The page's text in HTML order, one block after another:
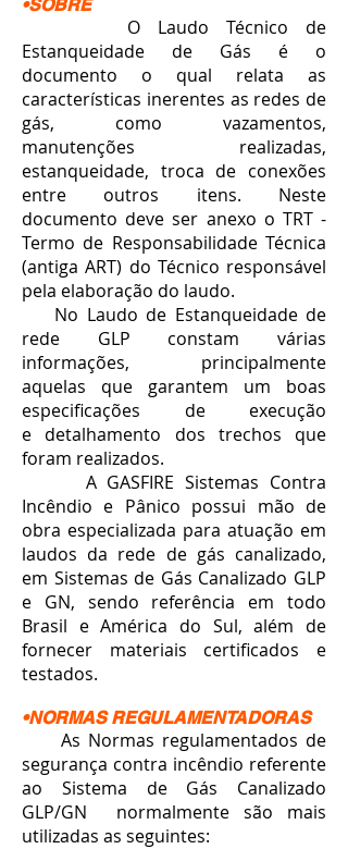
•SOBRE
O Laudo Técnico de
Estanqueidade de Gás é o
documento o qual relata as
características inerentes as redes de
gás, como vazamentos,
manutenções realizadas,
estanqueidade, troca de conexões
entre outros itens. Neste
documento deve ser anexo o TRT -
Termo de Responsabilidade Técnica
(antiga ART) do Técnico responsável
pela elaboração do laudo.
No Laudo de Estanqueidade de
rede GLP constam várias
informações, principalmente
aquelas que garantem um boas
especificações de execução
e detalhamento dos trechos que
foram realizados.
A GASFIRE Sistemas Contra
Incêndio e Pânico possui mão de
obra especializada para atuação em
laudos da rede de gás canalizado,
em Sistemas de Gás Canalizado GLP
e GN, sendo referência em todo
Brasil e América do Sul, além de
fornecer materiais certificados e
testados.
•NORMAS REGULAMENTADORAS
As Normas regulamentados de
segurança contra incêndio referente
ao Sistema de Gás Canalizado
GLP/GN normalmente são mais
utilizadas as seguintes: